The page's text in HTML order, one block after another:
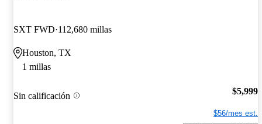
SXT FWD 112,680 millas
Houston, TX
1 millas
Sin calificación $5,999
$56/mes est.